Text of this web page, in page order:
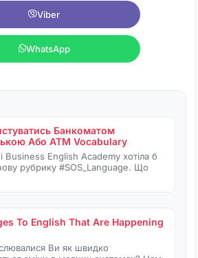
Viber
WhatsApp
Банкоматом
Або ATM Vocabulary
Business English Academy хотіла б
рубрику #SOS_Language. Що
To English That Are Happening
Ви як швидко